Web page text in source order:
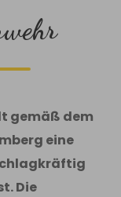
gemäß dem
eine
Die